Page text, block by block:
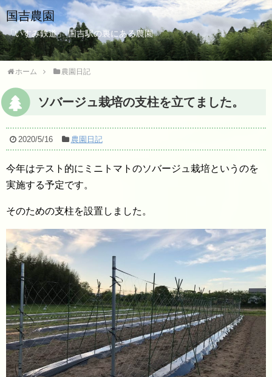
国吉農園
「いすみ鉄道」 国吉駅の裏にある農園
ホーム 農園日記
ソバージュ栽培の支柱を立てました。
2020/5/16 農園日記
今年はテスト的にミニトマトのソバージュ栽培というのを
実施する予定です。
そのための支柱を設置しました。